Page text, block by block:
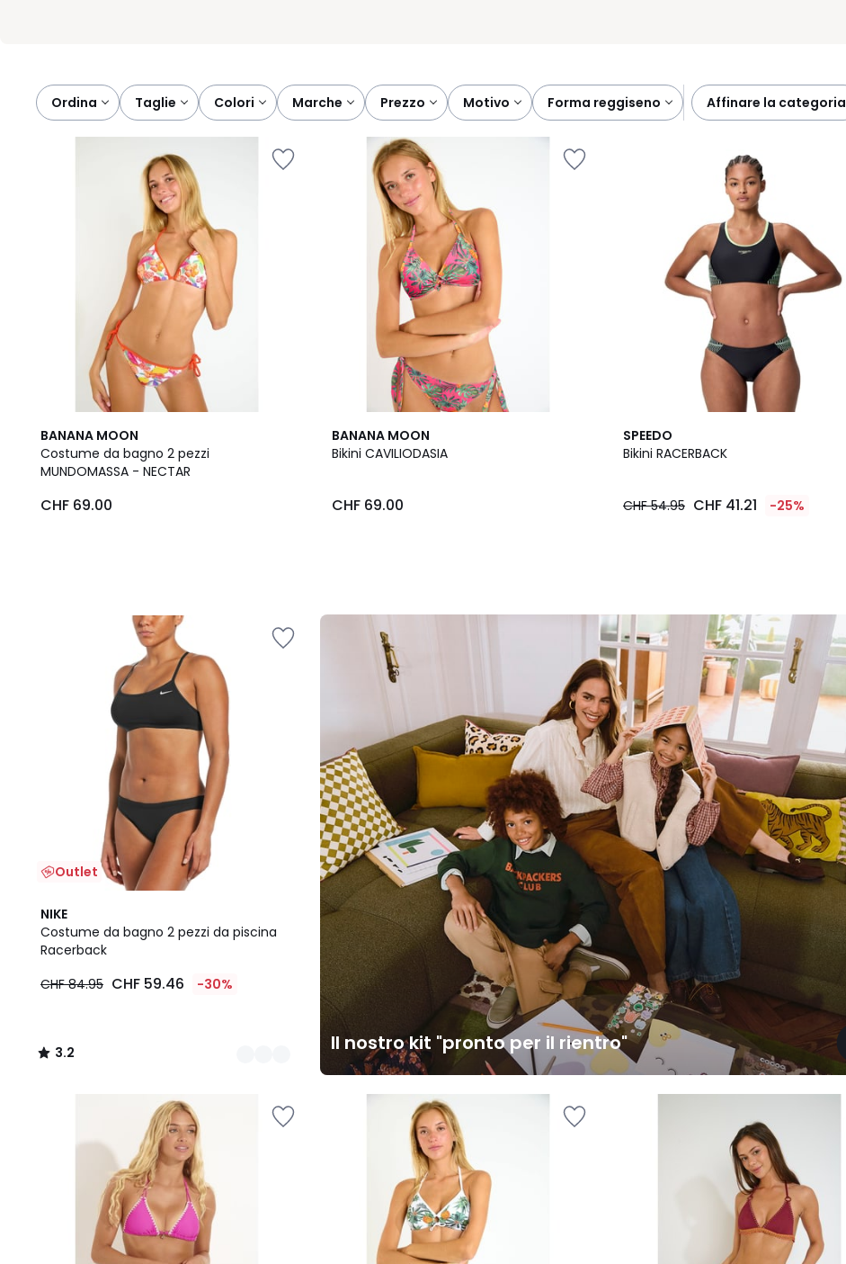
Ordina taglie colori marche prezzo motivo forma reggiseno affinare la categoria
BANANA MOON
Costume da bagno 2 pezzi
MUNDOMASSA - NECTAR
69.00.
CHF 69.00
BANANA MOON
Bikini CAVILIODASIA
CHF 69.00
SPEEDO
Bikini RACERBACK
CHF 54.95 CHF 41.21 -25%
Outlet
NIKE
Costume da bagno 2 pezzi da piscina
Racerback
CHF 84.95 CHF 59.46 -30%
3.2
/ 5
2
Colori
3.2
/
Il nostro kit "pronto per il rientro"
Il